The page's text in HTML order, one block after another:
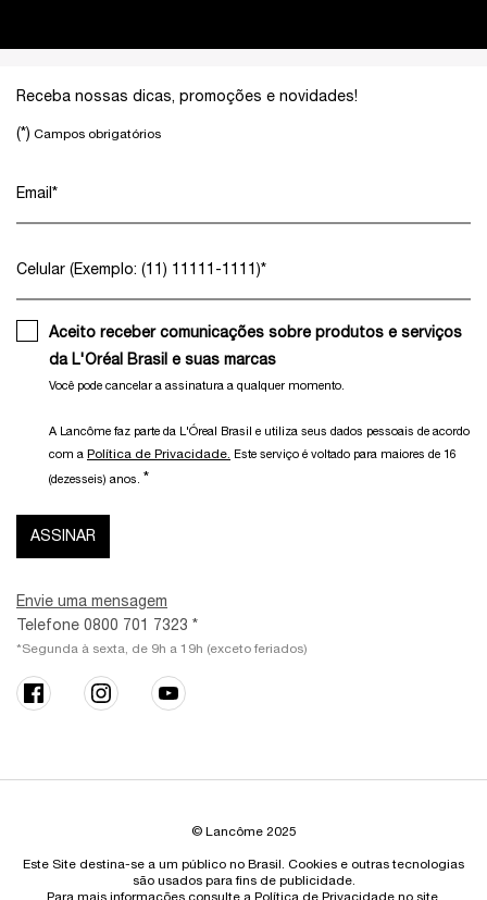
Receba nossas dicas, promoções e novidades!
(*) Campos obrigatórios
Email *
Celular (Exemplo: (11) 11111-1111)*
Aceito receber comunicações sobre produtos e serviços
da L'Oréal Brasil e suas marcas
Você pode cancelar a assinatura a qualquer momento.​
A Lancôme faz parte da L'Óreal Brasil e utiliza seus dados pessoais de acordo
com a Política de Privacidade. Este serviço é voltado para maiores de 16
(dezesseis) anos. *
ASSINAR
Envie uma mensagem
Telefone 0800 701 7323 *
*Segunda à sexta, de 9h a 19h (exceto feriados)
© Lancôme 2025
Este Site destina-se a um público no Brasil. Cookies e outras tecnologias
são usados para fins de publicidade.